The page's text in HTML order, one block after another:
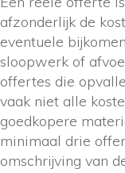
afzonderlijk de
eventuele
sloopwerk of
offertes die
vaak niet alle
goedkopere
minimaal drie
omschrijving van